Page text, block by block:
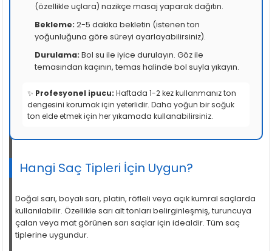
(özellikle uçlara) nazikçe masaj yaparak dağıtın.
Bekleme: 2-5 dakika bekletin (istenen ton
yoğunluğuna göre süreyi ayarlayabilirsiniz).
Durulama: Bol su ile iyice durulayın. Göz ile
temasından kaçının, temas halinde bol suyla yıkayın.
✨ Profesyonel ipucu: Haftada 1-2 kez kullanmanız ton
dengesini korumak için yeterlidir. Daha yoğun bir soğuk
ton elde etmek için her yıkamada kullanabilirsiniz.
Hangi Saç Tipleri İçin Uygun?
Doğal sarı, boyalı sarı, platin, röfleli veya açık kumral saçlarda
kullanılabilir. Özellikle sarı alt tonları belirginleşmiş, turuncuya
çalan veya mat görünen sarı saçlar için idealdir. Tüm saç
tiplerine uygundur.